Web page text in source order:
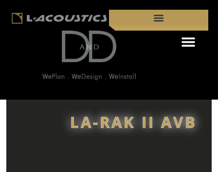
פתח סרגל נגישות